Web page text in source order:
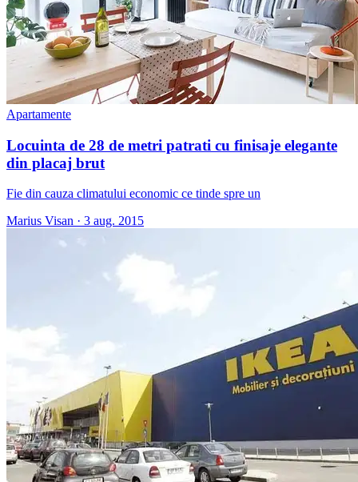
Apartamente
Locuinta de 28 de metri patrati cu finisaje elegante
din placaj brut
Fie din cauza climatului economic ce tinde spre un
Marius Visan · 3 aug. 2015